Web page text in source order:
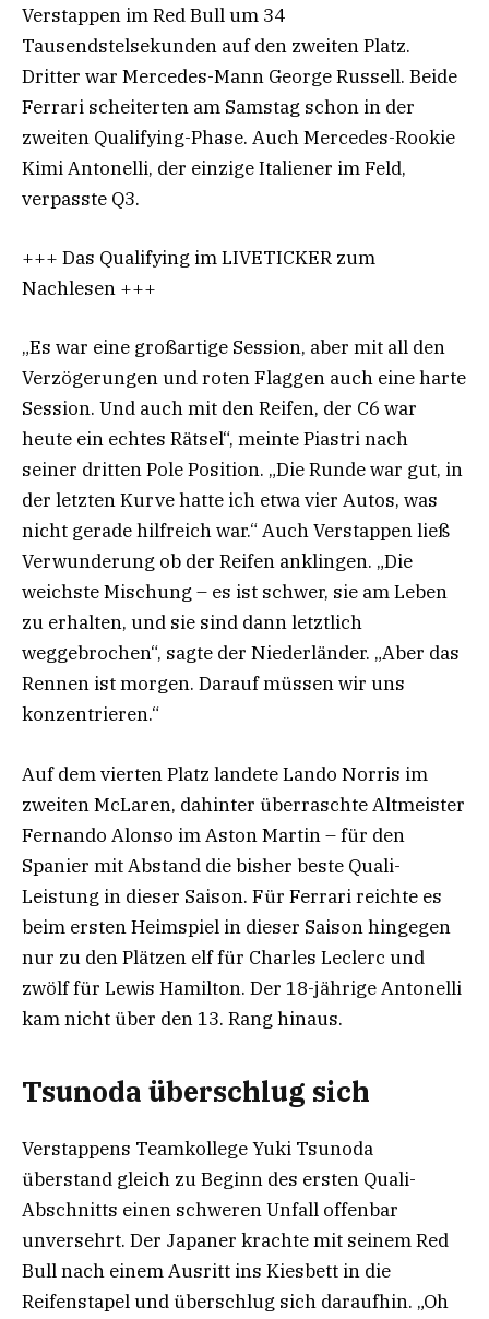
Verstappen im Red Bull um 34
Tausendstelsekunden auf den zweiten Platz.
Dritter war Mercedes-Mann George Russell. Beide
Ferrari scheiterten am Samstag schon in der
zweiten Qualifying-Phase. Auch Mercedes-Rookie
Kimi Antonelli, der einzige Italiener im Feld,
verpasste Q3.
+++ Das Qualifying im LIVETICKER zum
Nachlesen +++
„Es war eine großartige Session, aber mit all den
Verzögerungen und roten Flaggen auch eine harte
Session. Und auch mit den Reifen, der C6 war
heute ein echtes Rätsel“, meinte Piastri nach
seiner dritten Pole Position. „Die Runde war gut, in
der letzten Kurve hatte ich etwa vier Autos, was
nicht gerade hilfreich war.“ Auch Verstappen ließ
Verwunderung ob der Reifen anklingen. „Die
weichste Mischung – es ist schwer, sie am Leben
zu erhalten, und sie sind dann letztlich
weggebrochen“, sagte der Niederländer. „Aber das
Rennen ist morgen. Darauf müssen wir uns
konzentrieren.“
Auf dem vierten Platz landete Lando Norris im
zweiten McLaren, dahinter überraschte Altmeister
Fernando Alonso im Aston Martin – für den
Spanier mit Abstand die bisher beste Quali-
Leistung in dieser Saison. Für Ferrari reichte es
beim ersten Heimspiel in dieser Saison hingegen
nur zu den Plätzen elf für Charles Leclerc und
zwölf für Lewis Hamilton. Der 18-jährige Antonelli
kam nicht über den 13. Rang hinaus.
Tsunoda überschlug sich
Verstappens Teamkollege Yuki Tsunoda
überstand gleich zu Beginn des ersten Quali-
Abschnitts einen schweren Unfall offenbar
unversehrt. Der Japaner krachte mit seinem Red
Bull nach einem Ausritt ins Kiesbett in die
Reifenstapel und überschlug sich daraufhin. „Oh